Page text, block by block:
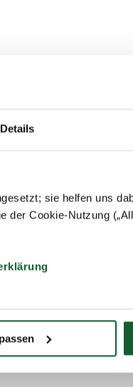
Details
sie helfen uns
Cookie-Nutzung